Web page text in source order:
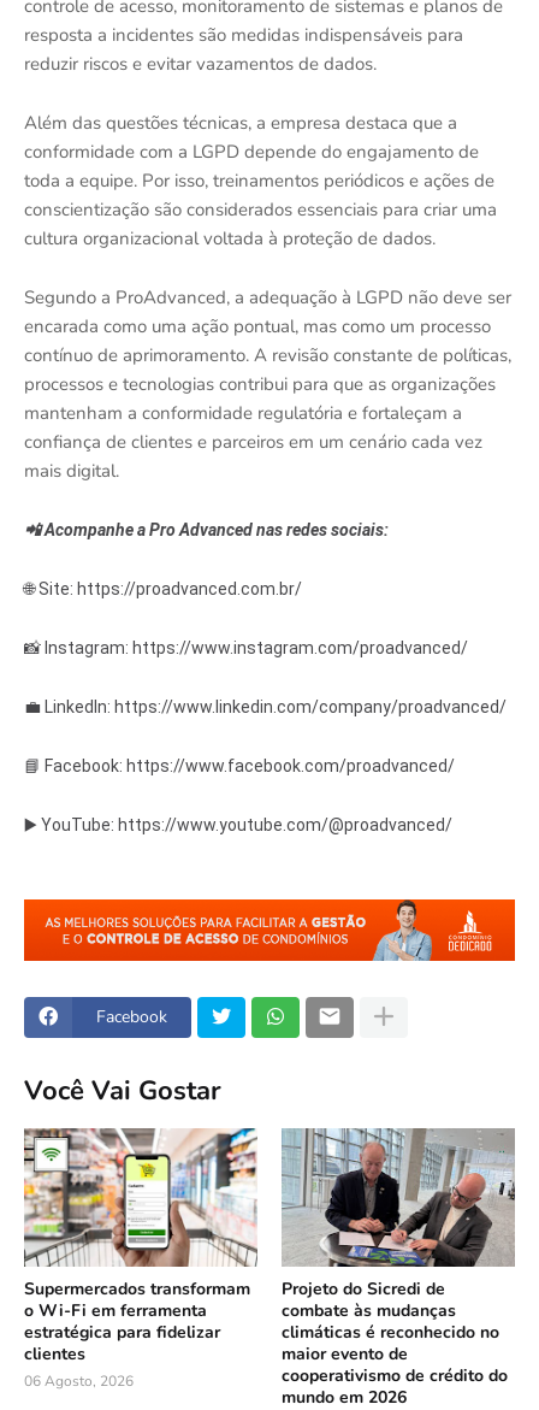
controle de acesso, monitoramento de sistemas e planos de
resposta a incidentes são medidas indispensáveis para
reduzir riscos e evitar vazamentos de dados.
Além das questões técnicas, a empresa destaca que a
conformidade com a LGPD depende do engajamento de
toda a equipe. Por isso, treinamentos periódicos e ações de
conscientização são considerados essenciais para criar uma
cultura organizacional voltada à proteção de dados.
Segundo a ProAdvanced, a adequação à LGPD não deve ser
encarada como uma ação pontual, mas como um processo
contínuo de aprimoramento. A revisão constante de políticas,
processos e tecnologias contribui para que as organizações
mantenham a conformidade regulatória e fortaleçam a
confiança de clientes e parceiros em um cenário cada vez
mais digital.
📲 Acompanhe a Pro Advanced nas redes sociais:
🌐 Site: https://proadvanced.com.br/
📸 Instagram: https://www.instagram.com/proadvanced/
💼 LinkedIn: https://www.linkedin.com/company/proadvanced/
📘 Facebook: https://www.facebook.com/proadvanced/
▶️ YouTube: https://www.youtube.com/@proadvanced/
Facebook
Você Vai Gostar
Supermercados transformam
o Wi-Fi em ferramenta
estratégica para fidelizar
clientes
06 Agosto, 2026
Projeto do Sicredi de
combate às mudanças
climáticas é reconhecido no
maior evento de
cooperativismo de crédito do
mundo em 2026